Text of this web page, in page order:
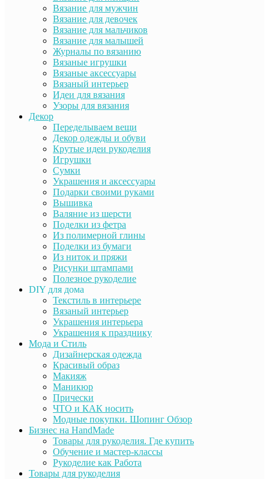
Вязание для мужчин
Вязание для девочек
Вязание для мальчиков
Вязание для малышей
Журналы по вязанию
Вязаные игрушки
Вязаные аксессуары
Вязаный интерьер
Идеи для вязания
Узоры для вязания
Декор
Переделываем вещи
Декор одежды и обуви
Крутые идеи рукоделия
Игрушки
Сумки
Украшения и аксессуары
Подарки своими руками
Вышивка
Валяние из шерсти
Поделки из фетра
Из полимерной глины
Поделки из бумаги
Из ниток и пряжи
Рисунки штампами
Полезное рукоделие
DIY для дома
Текстиль в интерьере
Вязаный интерьер
Украшения интерьера
Украшения к празднику
Мода и Стиль
Дизайнерская одежда
Красивый образ
Макияж
Маникюр
Прически
ЧТО и КАК носить
Модные покупки. Шопинг Обзор
Бизнес на HandMade
Товары для рукоделия. Где купить
Обучение и мастер-классы
Рукоделие как Работа
Товары для рукоделия